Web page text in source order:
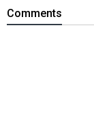
Comments